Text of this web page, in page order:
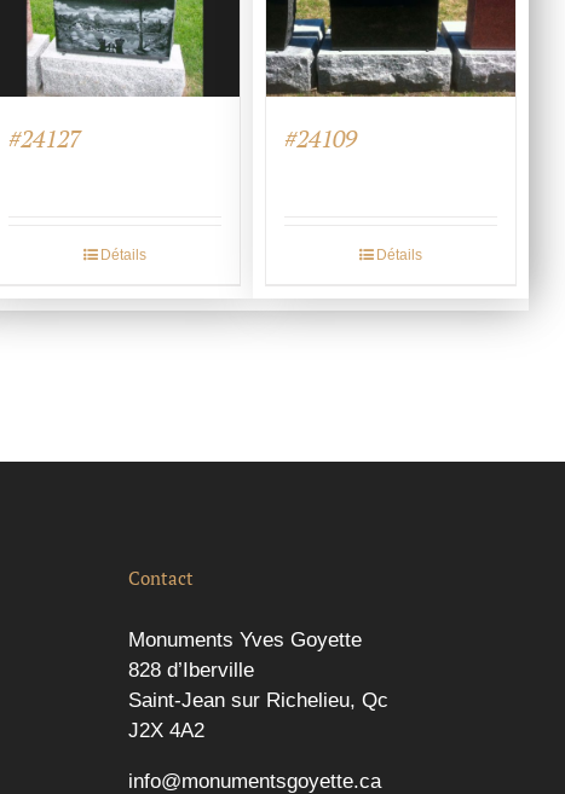
#24127
Détails
#24109
Détails
Contact
Monuments Yves Goyette
828 d’Iberville
Saint-Jean sur Richelieu, Qc
J2X 4A2
info@monumentsgoyette.ca